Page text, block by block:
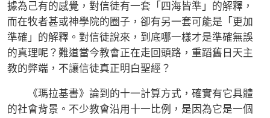
據為己有的感覺，對信徒有一套「四海皆準」的解釋，
而在牧者甚或神學院的圈子，卻有另一套可能是「更加
準確」的解釋。對信徒說來，到底哪一樣才是準確無誤
的真理呢？難道當今教會正在走回頭路，重蹈舊日天主
教的弊端，不讓信徒真正明白聖經？
《瑪拉基書》論到的十一計算方式，確實有它具體
的社會背景。不少教會沿用十一比例，是因為它是一個